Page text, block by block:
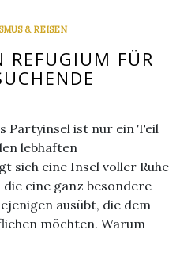
& REISEN
REFUGIUM FÜR
Partyinsel ist nur ein Teil
lebhaften
sich eine Insel voller Ruhe
eine ganz besondere
ausübt, die dem
möchten. Warum